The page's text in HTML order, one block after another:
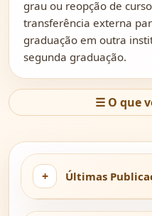
grau ou reopção de
transferência externa
graduação em outra
segunda graduação.
☰ O que
Últimas